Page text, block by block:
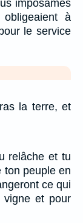
imposâmes
à
le service
la terre, et
relâche et tu
ton peuple en
ce qui
vigne et pour